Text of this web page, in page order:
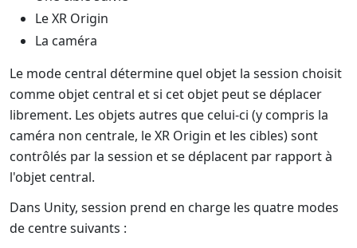
Le XR Origin
La caméra
Le mode central détermine quel objet la session choisit
comme objet central et si cet objet peut se déplacer
librement. Les objets autres que celui-ci (y compris la
caméra non centrale, le XR Origin et les cibles) sont
contrôlés par la session et se déplacent par rapport à
l'objet central.
Dans Unity, session prend en charge les quatre modes
de centre suivants :